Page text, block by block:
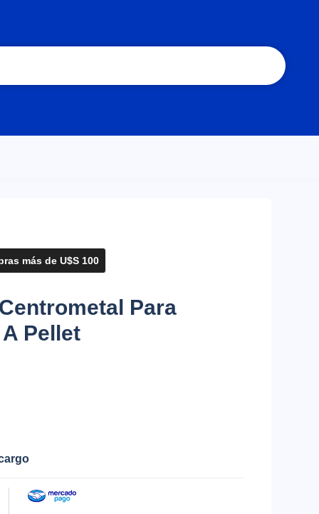
más de U$S 100
Para
Pellet